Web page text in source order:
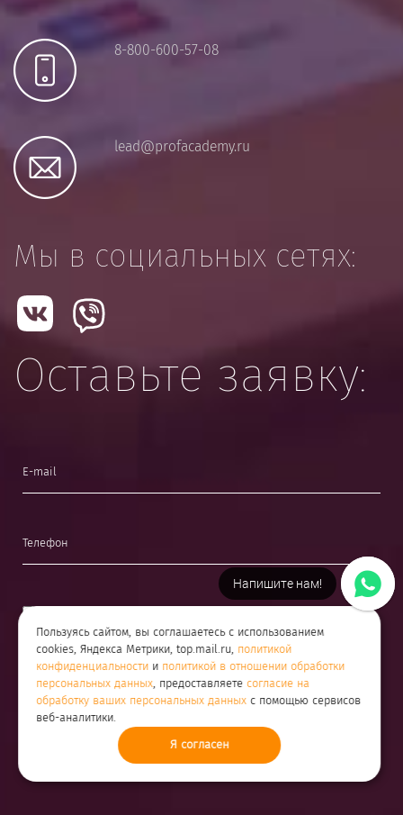
8-800-600-57-08
lead@profacademy.ru
Мы в социальных сетях:
Оставьте заявку:
Ознакомлен сполитикой конфиденциальности,политикой в
отношении обработки персональных данных, и согласен с их
положениями
Пользуясь сайтом, вы соглашаетесь с использованием
cookies, Яндекса Метрики, top.mail.ru, политикой
конфиденциальности и политикой в отношении обработки
персональных данных, предоставляетесогласие на
обработку ваших персональных данных с помощью сервисов
веб-аналитики.
Я согласен
Напишите нам!